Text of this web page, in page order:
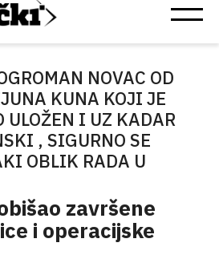
NOVAC OD
KUNA KOJI JE
ULOŽEN I UZ KADAR
, SIGURNO SE
OBLIK RADA U
završene
i operacijske